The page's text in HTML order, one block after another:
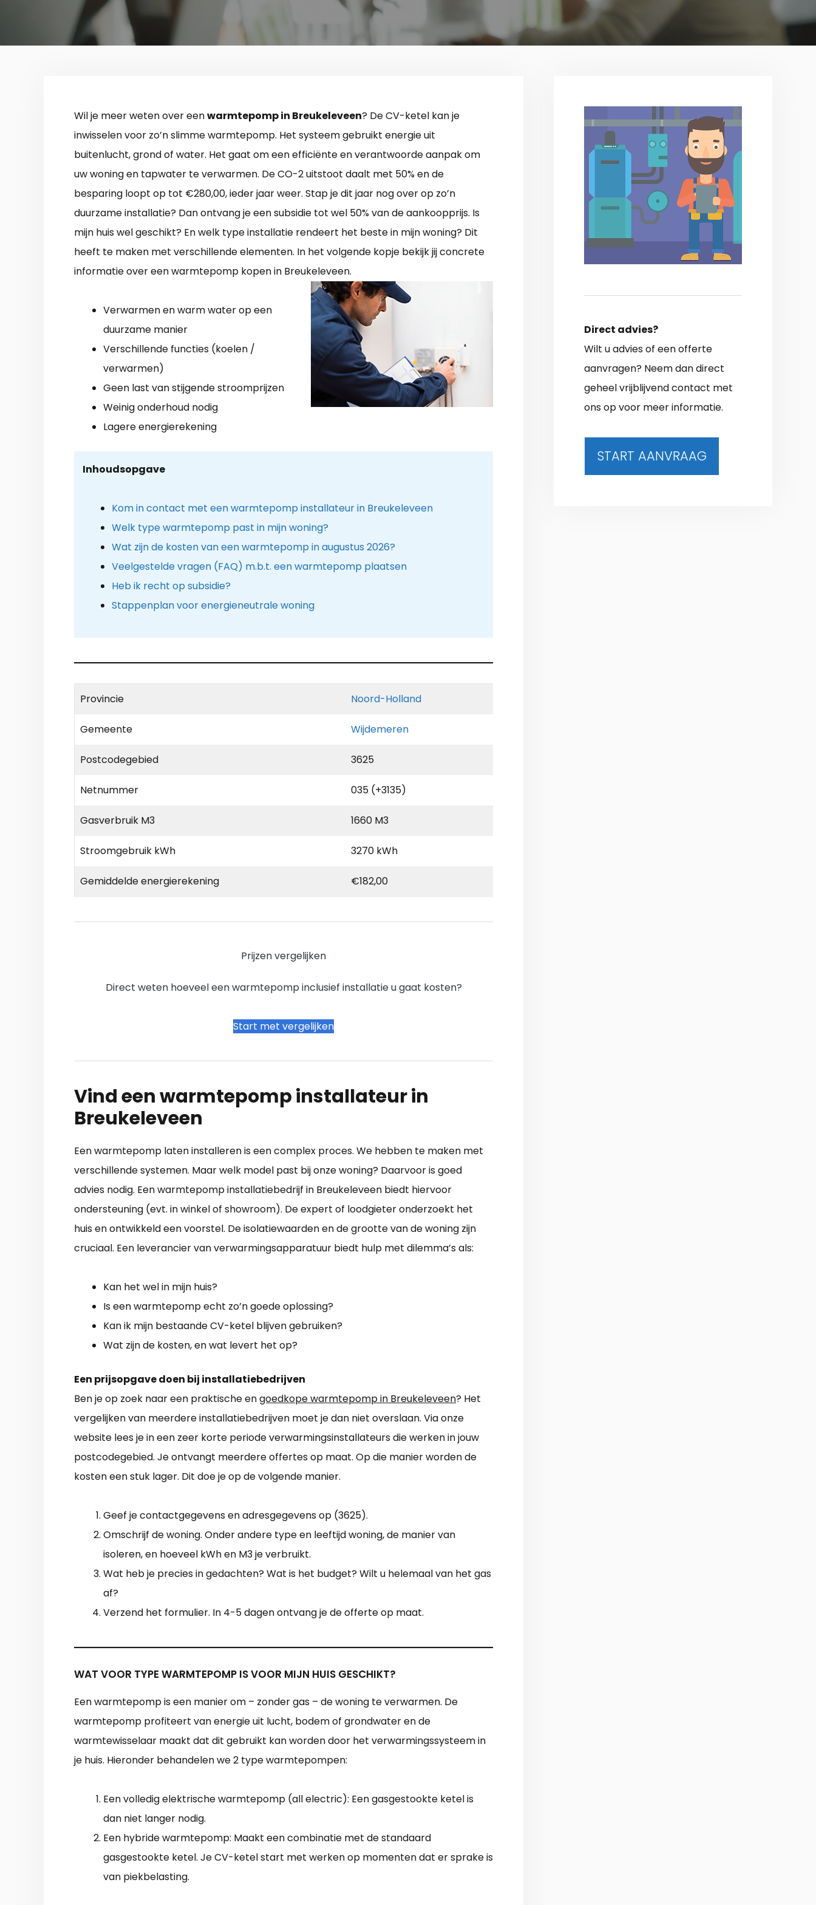
Wil je meer weten over eenwarmtepomp in Breukeleveen? De CV-ketel kan je
inwisselen voor zo’n slimme warmtepomp. Het systeem gebruikt energie uit
buitenlucht, grond of water. Het gaat om een efficiënte en verantwoorde aanpak om
uw woning en tapwater te verwarmen. De CO-2 uitstoot daalt met 50% en de
besparing loopt op tot €280,00, ieder jaar weer. Stap je dit jaar nog over op zo’n
duurzame installatie? Dan ontvang je een subsidie tot wel 50% van de aankoopprijs. Is
mijn huis wel geschikt? En welk type installatie rendeert het beste in mijn woning? Dit
heeft te maken met verschillende elementen. In het volgende kopje bekijk jij concrete
informatie over een warmtepomp kopen in Breukeleveen.
Verwarmen en warm water op een
duurzame manier
Verschillende functies (koelen /
verwarmen)
Geen last van stijgende stroomprijzen
Weinig onderhoud nodig
Lagere energierekening
Inhoudsopgave
Kom in contact met een warmtepomp installateur in Breukeleveen
Welk type warmtepomp past in mijn woning?
Wat zijn de kosten van een warmtepomp in augustus 2026?
Veelgestelde vragen (FAQ) m.b.t. een warmtepomp plaatsen
Heb ik recht op subsidie?
Stappenplan voor energieneutrale woning
Provincie Noord-Holland
Gemeente Wijdemeren
Postcodegebied 3625
Netnummer 035 (+3135)
Gasverbruik M3 1660 M3
Stroomgebruik kWh 3270 kWh
Gemiddelde energierekening €182,00
Prijzen vergelijken
Direct weten hoeveel een warmtepomp inclusief installatie u gaat kosten?
Start met vergelijken
Vind een warmtepomp installateur in
Breukeleveen
Een warmtepomp laten installeren is een complex proces. We hebben te maken met
verschillende systemen. Maar welk model past bij onze woning? Daarvoor is goed
advies nodig. Een warmtepomp installatiebedrijf in Breukeleveen biedt hiervoor
ondersteuning (evt. in winkel of showroom). De expert of loodgieter onderzoekt het
huis en ontwikkeld een voorstel. De isolatiewaarden en de grootte van de woning zijn
cruciaal. Een leverancier van verwarmingsapparatuur biedt hulp met dilemma’s als:
Kan het wel in mijn huis?
Is een warmtepomp echt zo’n goede oplossing?
Kan ik mijn bestaande CV-ketel blijven gebruiken?
Wat zijn de kosten, en wat levert het op?
Een prijsopgave doen bij installatiebedrijven
Ben je op zoek naar een praktische engoedkope warmtepomp in Breukeleveen? Het
vergelijken van meerdere installatiebedrijven moet je dan niet overslaan. Via onze
website lees je in een zeer korte periode verwarmingsinstallateurs die werken in jouw
postcodegebied. Je ontvangt meerdere offertes op maat. Op die manier worden de
kosten een stuk lager. Dit doe je op de volgende manier.
Geef je contactgegevens en adresgegevens op (3625).
Omschrijf de woning. Onder andere type en leeftijd woning, de manier van
isoleren, en hoeveel kWh en M3 je verbruikt.
Wat heb je precies in gedachten? Wat is het budget? Wilt u helemaal van het gas
af?
Verzend het formulier. In 4-5 dagen ontvang je de offerte op maat.
WAT VOOR TYPE WARMTEPOMP IS VOOR MIJN HUIS GESCHIKT?
Een warmtepomp is een manier om – zonder gas – de woning te verwarmen. De
warmtepomp profiteert van energie uit lucht, bodem of grondwater en de
warmtewisselaar maakt dat dit gebruikt kan worden door het verwarmingssysteem in
je huis. Hieronder behandelen we 2 type warmtepompen:
Een volledig elektrische warmtepomp (all electric): Een gasgestookte ketel is
dan niet langer nodig.
Een hybride warmtepomp: Maakt een combinatie met de standaard
gasgestookte ketel. Je CV-ketel start met werken op momenten dat er sprake is
van piekbelasting.
Direct advies?
Wilt u advies of een offerte
aanvragen? Neem dan direct
geheel vrijblijvend contact met
ons op voor meer informatie.
START AANVRAAG